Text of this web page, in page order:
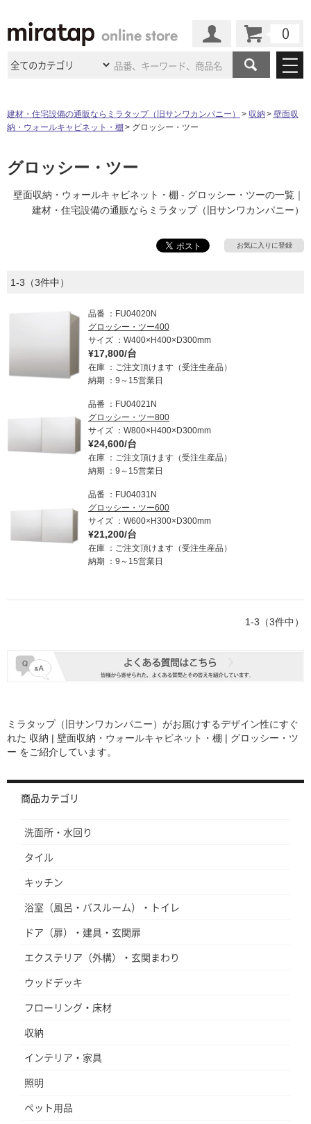
商品カテゴリ
キッチン
ム）・トイレ
ドア（扉）・建具・玄関
ペット用品
内装用建材 パネル・壁材
ロートアイアン
メンテナンス・施工材
施工事例
施工事例
ミラタップのあるくらし お客様訪問インタビュー
ショールーム
ショールームのご案内 東京 ショールーム
ショールーム
ム
ショールー
BOX
サポート
初めての方へ
よくある質問
修理お問い合わせ クレーム公開
説明書・図面検索 水まわり3年保証
アイデア
ミラタップ
チャンネル
その他サービス
ミラタップと
自分らしい家づくり
最高のリノベ会社が
かるリノベりす
建材・住宅設備の通販ならミラタップ（旧サンワカンパニー） 収納
壁面収
納・ウォールキャビネット・棚
グロッシー・ツー
グロッシー・ツー
壁面収納・ウォールキャビネット・棚 - グロッシー・ツーの一覧｜
建材・住宅設備の通販ならミラタップ（旧サンワカンパニー）
お気に入りに登録
1-3（3件中）
品番
FU04020N
グロッシー・ツー400
サイズ
W400×H400×D300mm
¥17,800/台
在庫
ご注文頂けます（受注生産品）
納期
9～15営業日
品番
FU04021N
グロッシー・ツー800
サイズ
W800×H400×D300mm
¥24,600/台
在庫
ご注文頂けます（受注生産品）
納期
9～15営業日
品番
FU04031N
グロッシー・ツー600
サイズ
W600×H300×D300mm
¥21,200/台
在庫
ご注文頂けます（受注生産品）
納期
9～15営業日
1-3（3件中）
ミラタップ（旧サンワカンパニー）がお届けするデザイン性にすぐ
れた 収納 | 壁面収納・ウォールキャビネット・棚 | グロッシー・ツ
ー をご紹介しています。
商品カテゴリ
洗面所・水回り
タイル
キッチン
浴室（風呂・バスルーム）・トイレ
ドア（扉）・建具・玄関扉
エクステリア（外構）・玄関まわり
ウッドデッキ
フローリング・床材
収納
インテリア・家具
照明
ペット用品